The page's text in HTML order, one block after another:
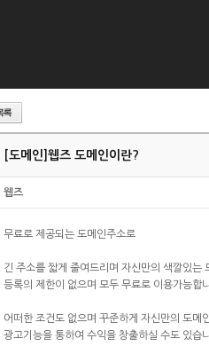
[도메인] 웹즈 도메인이란?
웹즈
무료로 제공되는 도메인주소로
긴 주소를 짧게 줄여드리며 자신만의 색깔있는
등록의 제한이 없으며 모두 무료로 이용가능합
어떠한 조건도 없으며 꾸준하게 자신만의 도메
광고기능을 통하여 수익을 창출하실 수도 있습